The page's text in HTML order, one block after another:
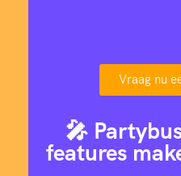
Vraag nu
🎤
features